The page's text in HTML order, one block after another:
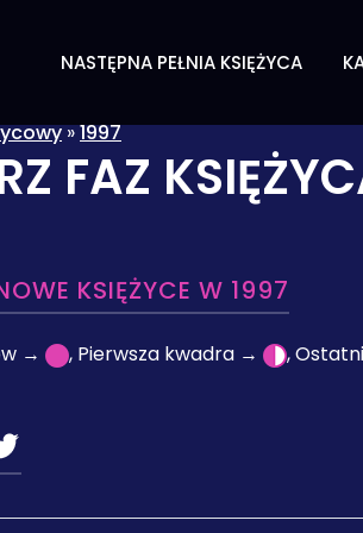
NASTĘPNA PEŁNIA KSIĘŻYCA
»1997
FAZ
KSIĘŻYCE W 1997
→ , Pierwsza kwadra →
,